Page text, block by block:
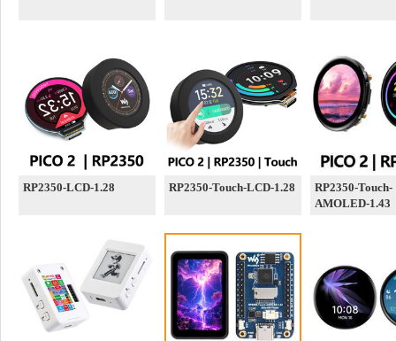
RP2350-LCD-1.28 RP2350-Touch-LCD-1.28
RP2350-Touch-
AMOLED-1.43